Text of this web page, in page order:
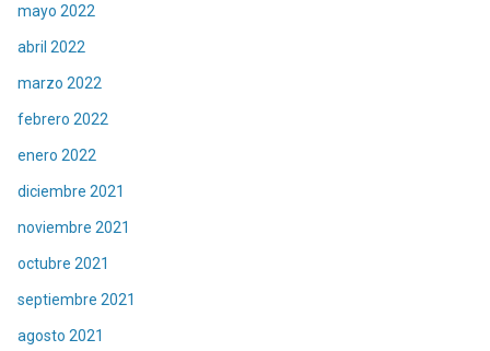
mayo 2022
abril 2022
marzo 2022
febrero 2022
enero 2022
diciembre 2021
noviembre 2021
octubre 2021
septiembre 2021
agosto 2021